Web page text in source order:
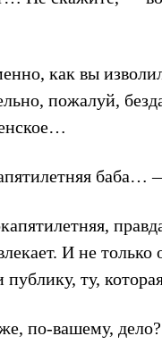
как вы
пожалуй,
баба… —
И не
ту,
по-вашему, дело?